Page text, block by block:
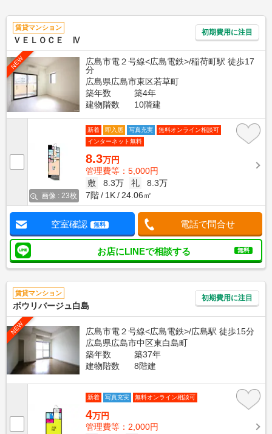
賃貸マンション
ＶＥＬＯＣＥ Ⅳ
初期費用に注目
NEW
広島市電２号線<広島電鉄>/稲荷町駅 徒歩17
分
広島県広島市東区若草町
築年数
築4年
建物階数
10階建
画像 : 23枚
新着 即入居 写真充実
無料オンライン相談可
インターネット無料
8.3万円
管理費等：5,000円
敷
8.3万 礼
8.3万
7階
1K 24.06㎡
空室確認 無料 電話で問合せ
お店にLINEで相談する 無料
賃貸マンション
ボウリバージュ白島
初期費用に注目
NEW
広島市電２号線<広島電鉄>/広島駅 徒歩15分
広島県広島市中区東白島町
築年数
築37年
建物階数
8階建
新着 写真充実 無料オンライン相談可
4万円
管理費等：2,000円